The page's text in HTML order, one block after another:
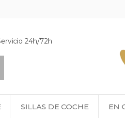
24h/72h
SILLAS DE COCHE EN